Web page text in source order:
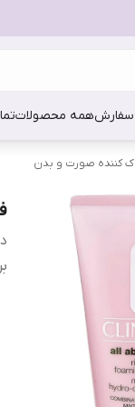
سفارشهمه محصولات
کننده صورت و بدن